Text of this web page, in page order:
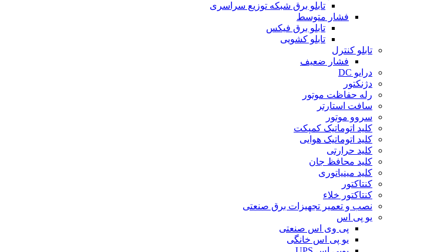
تابلو برق شبکه توزیع سراسری
فشار متوسط
تابلو برق فیکس
تابلو کشویی
تابلو کنترل
فشار ضعیف
درایو DC
دژنکتور
رله حفاظت موتور
سافت استارتر
سروو موتور
کلید اتوماتیک کمپکت
کلید اتوماتیک هوایی
کلید حرارتی
کلید محافظ جان
کلید مینیاتوری
کنتاکتور
کنتاکتور خلاء
نصب و تعمیر تجهیزات برق صنعتی
یو پی اس
پی وی اس صنعتی
یو پی اس خانگی